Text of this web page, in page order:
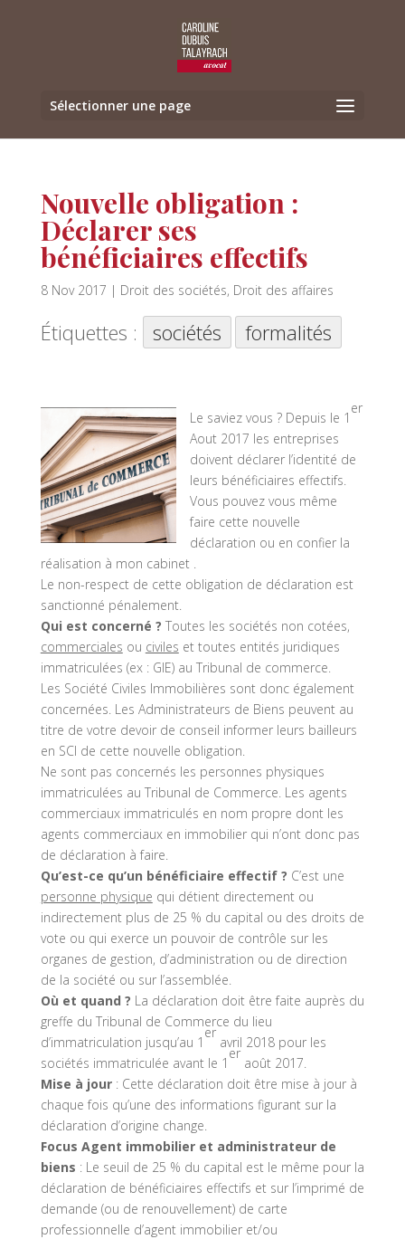
Sélectionner une page
Nouvelle obligation :
Déclarer ses
bénéficiaires effectifs
8 Nov 2017 | Droit des sociétés, Droit des affaires
Étiquettes : sociétés formalités
Le saviez vous ? Depuis le 1
er
Aout 2017 les entreprises
doivent déclarer l’identité de
leurs bénéficiaires effectifs.
Vous pouvez vous même
faire cette nouvelle
déclaration ou en confier la
réalisation à mon cabinet .
Le non-respect de cette obligation de déclaration est
sanctionné pénalement.
Qui est concerné ? Toutes les sociétés non cotées,
commerciales ou civiles et toutes entités juridiques
immatriculées (ex : GIE) au Tribunal de commerce.
Les Société Civiles Immobilières sont donc également
concernées. Les Administrateurs de Biens peuvent au
titre de votre devoir de conseil informer leurs bailleurs
en SCI de cette nouvelle obligation.
Ne sont pas concernés les personnes physiques
immatriculées au Tribunal de Commerce. Les agents
commerciaux immatriculés en nom propre dont les
agents commerciaux en immobilier qui n’ont donc pas
de déclaration à faire.
Qu’est-ce qu’un bénéficiaire effectif ? C’est une
personne physique qui détient directement ou
indirectement plus de 25 % du capital ou des droits de
vote ou qui exerce un pouvoir de contrôle sur les
organes de gestion, d’administration ou de direction
de la société ou sur l’assemblée.
Où et quand ? La déclaration doit être faite auprès du
greffe du Tribunal de Commerce du lieu
d’immatriculation jusqu’au 1
er
avril 2018 pour les
sociétés immatriculée avant le 1
er
août 2017.
Mise à jour : Cette déclaration doit être mise à jour à
chaque fois qu’une des informations figurant sur la
déclaration d’origine change.
Focus Agent immobilier et administrateur de
biens : Le seuil de 25 % du capital est le même pour la
déclaration de bénéficiaires effectifs et sur l’imprimé de
demande (ou de renouvellement) de carte
professionnelle d’agent immobilier et/ou